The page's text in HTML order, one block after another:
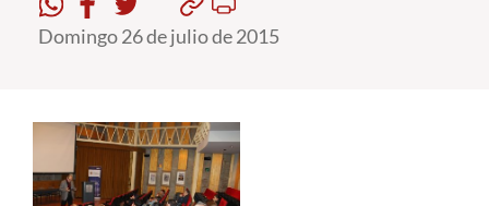
Alumni
Domingo 26 de julio de 2015